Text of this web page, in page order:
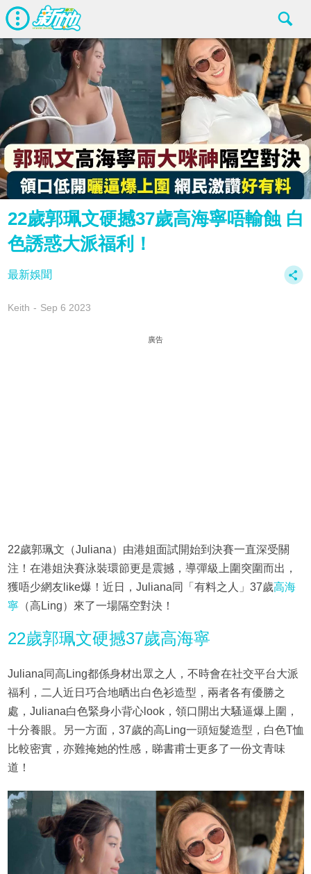
22歲郭珮文硬撼37歲高海寧唔輸蝕 白
色誘惑大派福利！
最新娛聞
Keith Sep 6 2023
廣告
22歲郭珮文（Juliana）由港姐面試開始到決賽一直深受關
注！在港姐決賽泳裝環節更是震撼，導彈級上圍突圍而出，
獲唔少網友like爆！近日，Juliana同「有料之人」37歲高海
寧（高Ling）來了一場隔空對決！
22歲郭珮文硬撼37歲高海寧
Juliana同高Ling都係身材出眾之人，不時會在社交平台大派
福利，二人近日巧合地晒出白色衫造型，兩者各有優勝之
處，Juliana白色緊身小背心look，領口開出大騷逼爆上圍，
十分養眼。另一方面，37歲的高Ling一頭短髮造型，白色T恤
比較密實，亦難掩她的性感，睇書甫士更多了一份文青味
道！